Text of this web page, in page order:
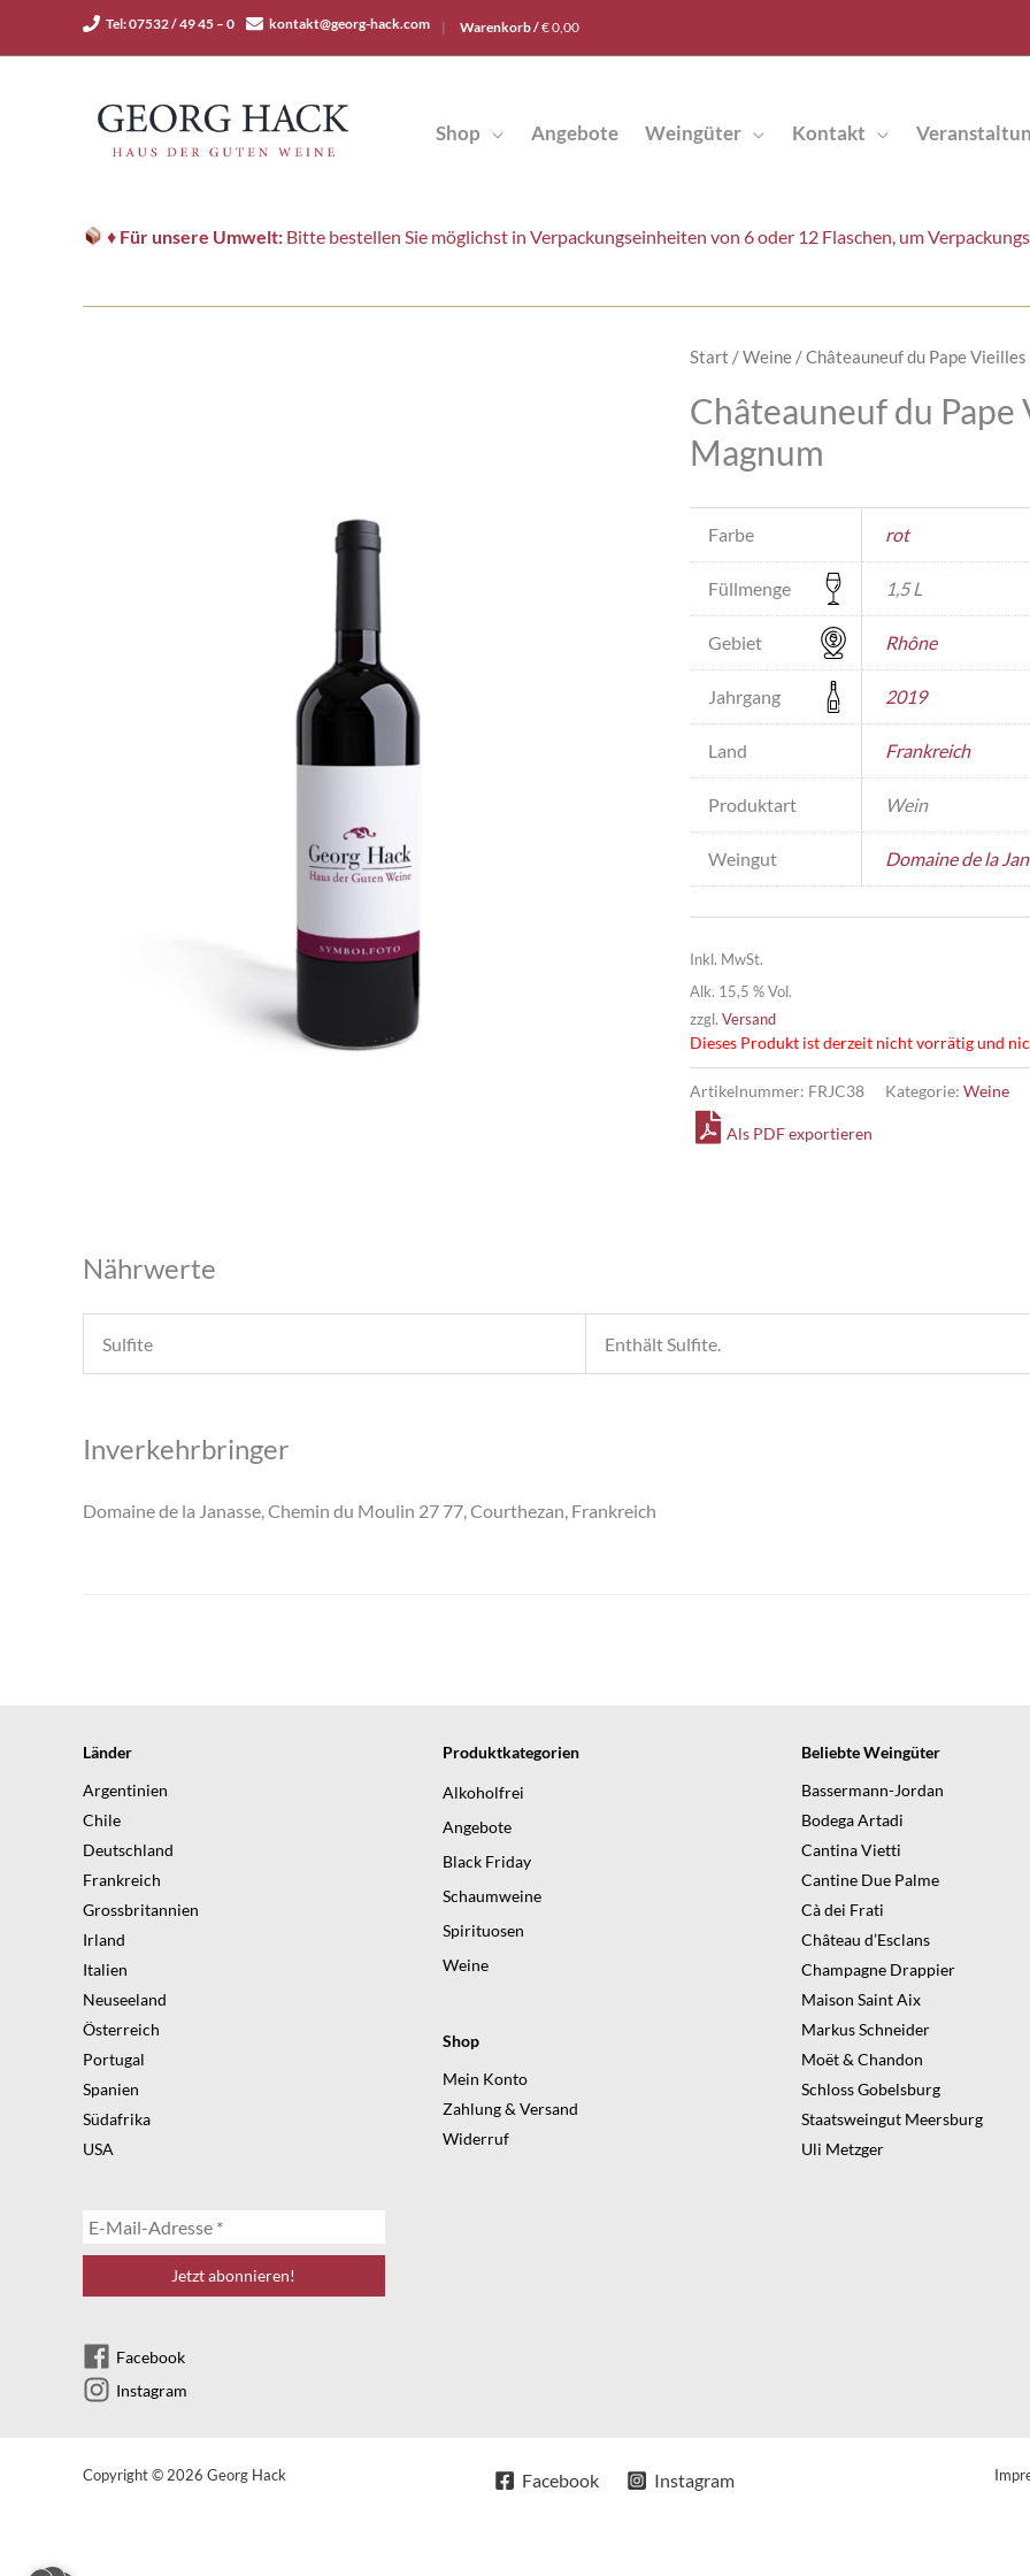
Tel: 07532 / 49 45 – 0 kontakt@georg-hack.com | Warenkorb /€0,00
Shop Angebote Weingüter Kontakt
♦ Für unsere Umwelt: Bitte bestellen Sie möglichst in Verpackungseinheiten von 6 oder 12 Flaschen, um
Start /Weine / Châteauneuf du Pape
Châteauneuf du Pape
Magnum
Farbe rot
Füllmenge 1,5 L
Gebiet Rhône
Jahrgang 2019
Land Frankreich
Produktart Wein
Weingut Domaine de la
Inkl. MwSt.
Alk. 15,5 % Vol.
zzgl. Versand
Dieses Produkt ist derzeit nicht vorrätig und
Artikelnummer: FRJC38 Kategorie: Weine
Als PDF exportieren
Nährwerte
Sulfite Enthält Sulfite.
Inverkehrbringer
Domaine de la Janasse, Chemin du Moulin 27 77, Courthezan, Frankreich
Länder
Argentinien
Chile
Deutschland
Frankreich
Grossbritannien
Irland
Italien
Neuseeland
Österreich
Portugal
Spanien
Südafrika
USA
Facebook
Instagram
Produktkategorien
Alkoholfrei
Angebote
Black Friday
Schaumweine
Spirituosen
Weine
Shop
Mein Konto
Zahlung & Versand
Widerruf
Beliebte Weingüter
Bassermann-Jordan
Bodega Artadi
Cantina Vietti
Cantine Due Palme
Cà dei Frati
Château d’Esclans
Champagne Drappier
Maison Saint Aix
Markus Schneider
Moët & Chandon
Schloss Gobelsburg
Staatsweingut Meersburg
Uli Metzger
Copyright © 2026 Georg Hack Facebook Instagram